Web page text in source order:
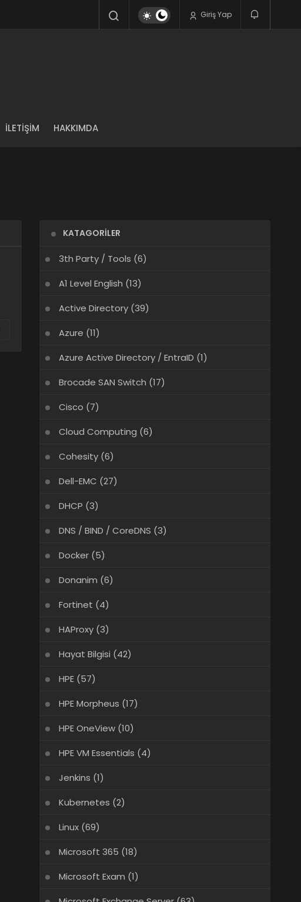
Giriş Yap
İLETIŞIM HAKKIMDA
KATAGORILER
3th Party / Tools (6)
A1 Level English (13)
Active Directory(39)
Azure (11)
Azure Active Directory / EntraID (1)
Brocade SAN Switch (17)
Cisco (7)
Cloud Computing (6)
Cohesity(6)
Dell-EMC (27)
DHCP (3)
DNS / BIND / CoreDNS (3)
Docker(5)
Donanim (6)
Fortinet (4)
HAProxy(3)
Hayat Bilgisi (42)
HPE(57)
HPE Morpheus (17)
HPE OneView(10)
HPE VM Essentials (4)
Jenkins (1)
Kubernetes (2)
Linux(69)
Microsoft 365 (18)
Microsoft Exam (1)